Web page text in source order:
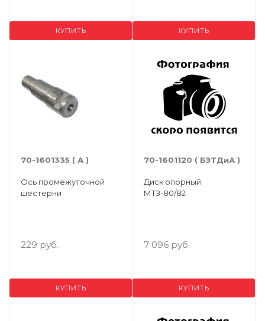
КУПИТЬ КУПИТЬ
70-1601335 ( А )
Ось промежуточной
шестерни
229 руб.
КУПИТЬ
70-1601120 ( БЗТДиА )
Диск опорный
МТЗ-80/82
7 096 руб.
КУПИТЬ